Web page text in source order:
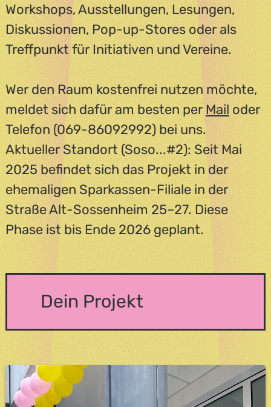
Workshops, Ausstellungen, Lesungen,
Diskussionen, Pop-up-Stores oder als
Treffpunkt für Initiativen und Vereine.
Wer den Raum kostenfrei nutzen möchte,
meldet sich dafür am besten perMail oder
Telefon (069-86092992) bei uns.
Aktueller Standort (Soso...#2): Seit Mai
2025 befindet sich das Projekt in der
ehemaligen Sparkassen-Filiale in der
Straße Alt-Sossenheim 25–27. Diese
Phase ist bis Ende 2026 geplant.
Dein Projekt